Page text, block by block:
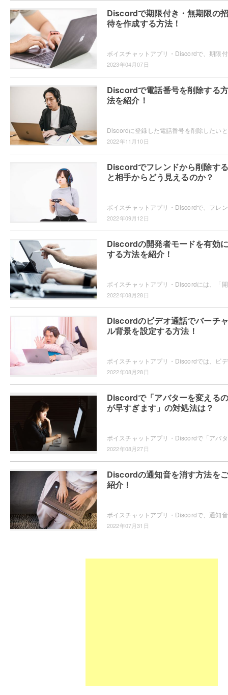
Discordで期限付き・無期限の招
待を作成する方法！
ボイスチャッ
2023年04月07日
Discordで電話番号を削除する方
法を紹介！
2022年11月10日
Discordでフレンドから削除する
と相手からどう見えるのか？
2022年09月12日
Discordの開発者モードを有効に
する方法を紹介！
2022年08月28日
Discordのビデオ通話でバーチャ
ル背景を設定する方法！
ボイスチャッ
2022年08月28日
Discordで「アバターを変えるの
が早すぎます」の対処法は？
2022年08月27日
Discordの通知音を消す方法をご
紹介！
ボイスチャッ
2022年07月31日